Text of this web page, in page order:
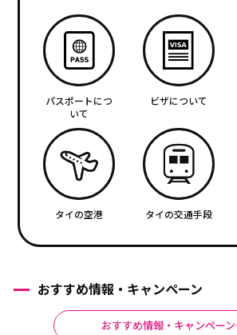
パスポートにつ
いて
ビザについて
タイの空港 タイの交通手段
おすすめ情報・キャンペーン
おすすめ情報・キャンペー